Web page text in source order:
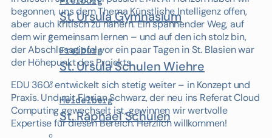
St. Ursula Gymnasium
Freiburg
St. Ursula Schulen Wiehre
Heidelberg
St. Raphael Schulen
begonnen, uns dem Thema Künstliche Intelligenz offen,
aber auch kritisch zu nähern. Ein spannender Weg, auf
dem wir gemeinsam lernen – und auf den ich stolz bin,
der Abschlussgipfel vor ein paar Tagen in St. Blasien war
der Höhepunkt des Projekts.
EDU 360° entwickelt sich stetig weiter – in Konzept und
Praxis. Und mit Florian Schwarz, der neu ins Referat Cloud
Computing gewechselt ist, gewinnen wir wertvolle
Expertise für diesen Bereich. Herzlich willkommen!